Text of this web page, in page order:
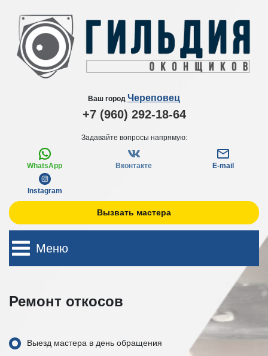
Ваш город Череповец
+7 (960) 292-18-64
Задавайте вопросы напрямую:
WhatsApp Вконтакте E-mail
Instagram
Вызвать мастера
Меню
Ремонт откосов
Выезд мастера в день обращения